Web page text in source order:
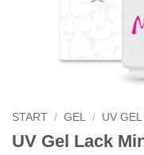
START / GEL / UV GEL
UV Gel Lack